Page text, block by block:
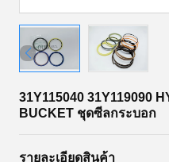
31Y115040 31Y119090
BUCKET ชุดซีลกระบอก
รายละเอียดสินค้า